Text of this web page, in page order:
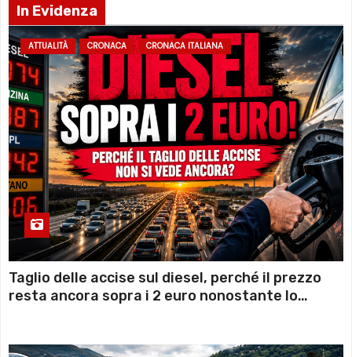
In Evidenza
ATTUALITÀ CRONACA CRONACA ITALIANA
Taglio delle accise sul diesel, perché il prezzo
resta ancora sopra i 2 euro nonostante lo